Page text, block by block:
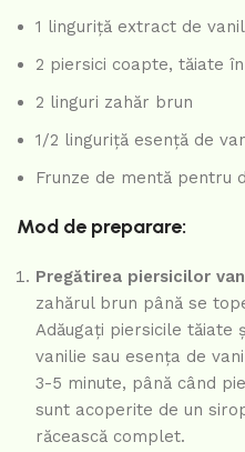
1 linguriță extract de
2 piersici coapte, tăiate
2 linguri zahăr brun
1/2 linguriță esență de
Frunze de mentă pentru
Mod de preparare:
Pregătirea piersicilor
zahărul brun până se
Adăugați piersicile tăiate
vanilie sau esența de
3-5 minute, până când
sunt acoperite de un
răcească complet.